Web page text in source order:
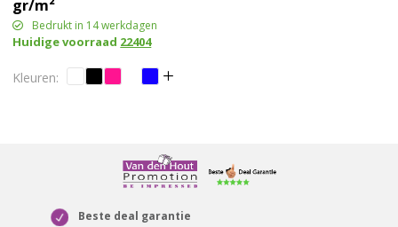
gr/m²
Bedrukt in 14 werkdagen
Huidige voorraad 22404
Beste deal garantie